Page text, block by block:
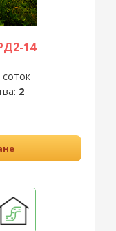
14
соток
2